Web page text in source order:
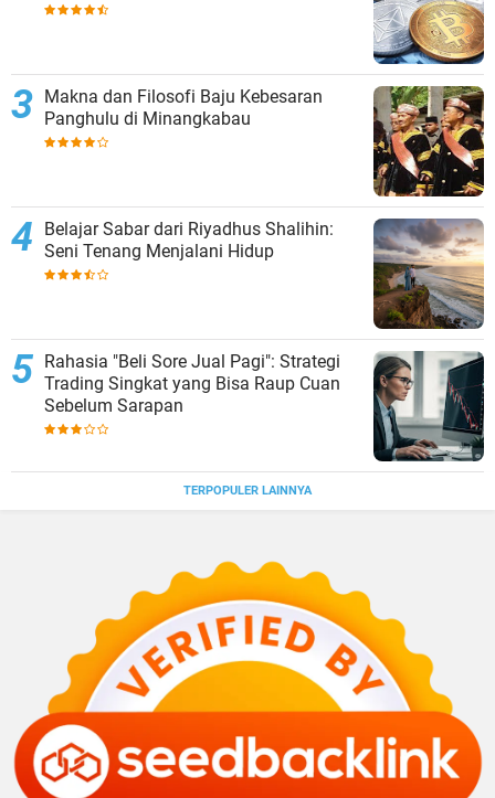
Makna dan Filosofi Baju Kebesaran
Panghulu di Minangkabau
Belajar Sabar dari Riyadhus Shalihin:
Seni Tenang Menjalani Hidup
Rahasia "Beli Sore Jual Pagi": Strategi
Trading Singkat yang Bisa Raup Cuan
Sebelum Sarapan
TERPOPULER LAINNYA